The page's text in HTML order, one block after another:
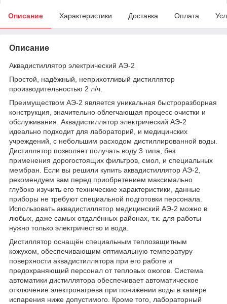
Описание Характеристики Доставка Оплата
Описание
Аквадистиллятор электрический АЭ-2
Простой, надёжный, неприхотливый дистиллятор
производительностью 2 л/ч.
Преимуществом АЭ-2 является уникальная быстроразборная
конструкция, значительно облегчающая процесс очистки и
обслуживания. Аквадистиллятор электрический АЭ-2
идеально подходит для лабораторий, и медицинских
учреждений, с небольшим расходом дистиллированной воды.
Дистиллятор позволяет получать воду 3 типа, без
применения дорогостоящих фильтров, смол, и специальных
мембран. Если вы решили купить аквадистиллятор АЭ-2,
рекомендуем вам перед приобретением максимально
глубоко изучить его технические характеристики, данные
приборы не требуют специальной подготовки персонала.
Использовать аквадистиллятор медицинский АЭ-2 можно в
любых, даже самых отдалённых районах, т.к. для работы
нужно только электричество и вода.
Дистиллятор оснащён специальным теплозащитным
кожухом, обеспечивающим оптимальную температуру
поверхности аквадистиллятора при его работе и
предохраняющий персонал от тепловых ожогов. Система
автоматики дистиллятора обеспечивает автоматическое
отключение электронагрева при понижении воды в камере
испарения ниже допустимого. Кроме того, лабораторный